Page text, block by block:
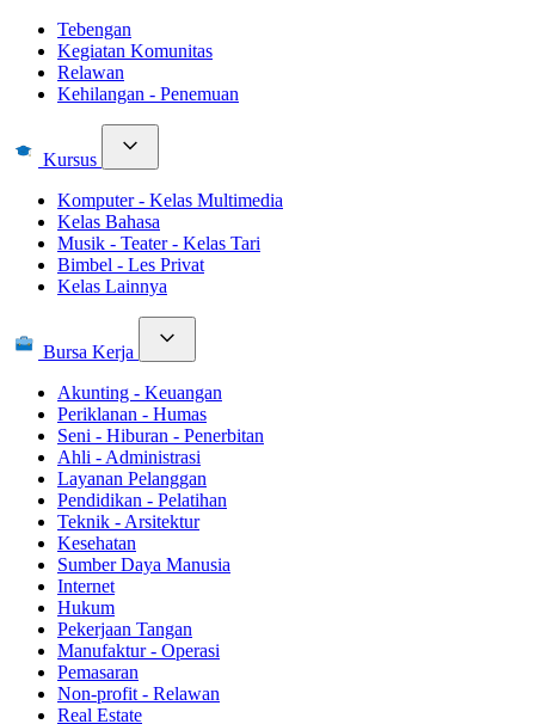
Tebengan
Kegiatan Komunitas
Relawan
Kehilangan - Penemuan
Kursus
Komputer - Kelas Multimedia
Kelas Bahasa
Musik - Teater - Kelas Tari
Bimbel - Les Privat
Kelas Lainnya
Bursa Kerja
Akunting - Keuangan
Periklanan - Humas
Seni - Hiburan - Penerbitan
Ahli - Administrasi
Layanan Pelanggan
Pendidikan - Pelatihan
Teknik - Arsitektur
Kesehatan
Sumber Daya Manusia
Internet
Hukum
Pekerjaan Tangan
Manufaktur - Operasi
Pemasaran
Non-profit - Relawan
Real Estate